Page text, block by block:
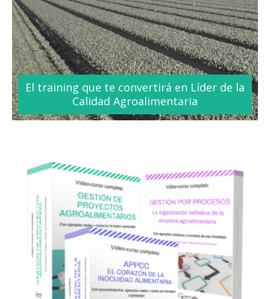
El training que te convertirá en Líder de la
Calidad Agroalimentaria